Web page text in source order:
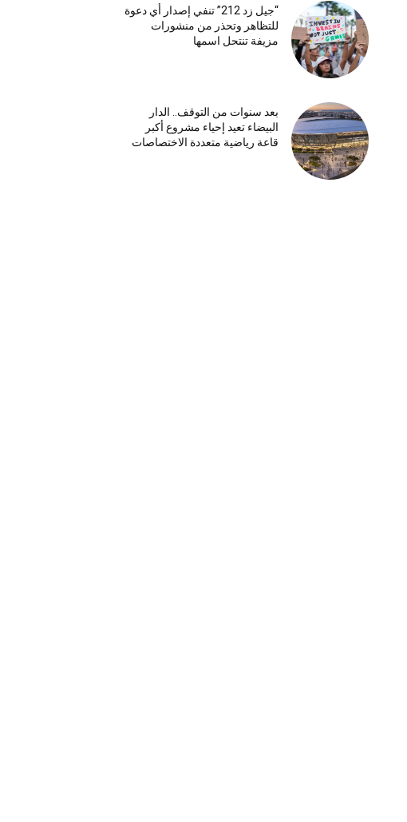
“جيل زد 212” تنفي إصدار أي دعوة
للتظاهر وتحذر من منشورات
مزيفة تنتحل اسمها
بعد سنوات من التوقف.. الدار
البيضاء تعيد إحياء مشروع أكبر
قاعة رياضية متعددة الاختصاصات